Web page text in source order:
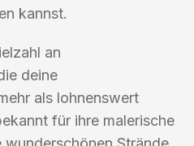
kannst.
an
deine
als lohnenswert
für ihre malerische